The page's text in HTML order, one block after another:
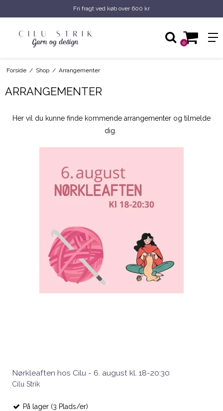
Fri fragt ved køb over 600 kr
0
Forside / Shop / Arrangementer
ARRANGEMENTER
Her vil du kunne finde kommende arrangementer og tilmelde
dig.
Nørkleaften hos Cilu - 6. august kl. 18-20:30
Cilu Strik
På lager (3 Plads/er)